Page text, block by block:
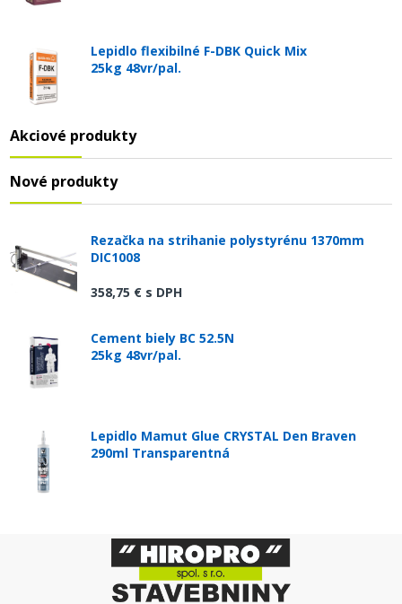
Lepidlo flexibilné F-DBK Quick Mix
25kg 48vr/pal.
Akciové produkty
Nové produkty
Rezačka na strihanie polystyrénu 1370mm
DIC1008
358,75 € s DPH
Cement biely BC 52.5N
25kg 48vr/pal.
Lepidlo Mamut Glue CRYSTAL Den Braven
290ml Transparentná